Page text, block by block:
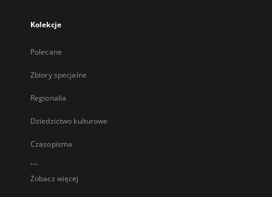
Kolekcje
Polecane
Zbiory specjalne
Regionalia
Dziedzictwo kulturowe
Czasopisma
...
Zobacz więcej